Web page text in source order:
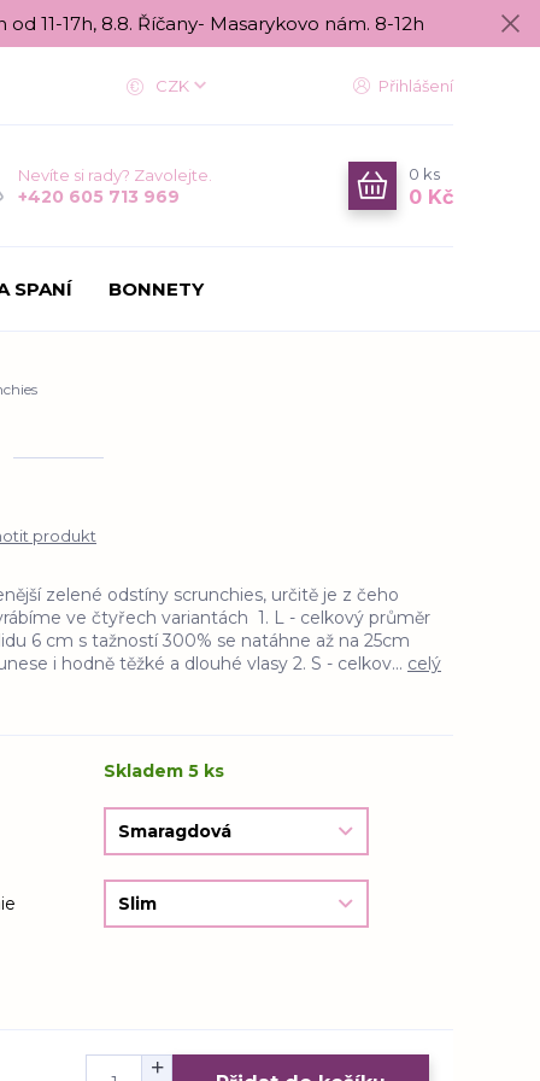
11-17h, 8.8. Říčany- Masarykovo nám. 8-12h
CZK Přihlášení
Nevíte si rady? Zavolejte.
+420 605 713 969
0 ks
0 Kč
SPANÍ BONNETY
produkt
zelené odstíny scrunchies, určitě je z čeho
ve čtyřech variantách 1. L - celkový průměr
6 cm s tažností 300% se natáhne až na 25cm
i hodně těžké a dlouhé vlasy 2. S - celkov... celý
Skladem 5 ks